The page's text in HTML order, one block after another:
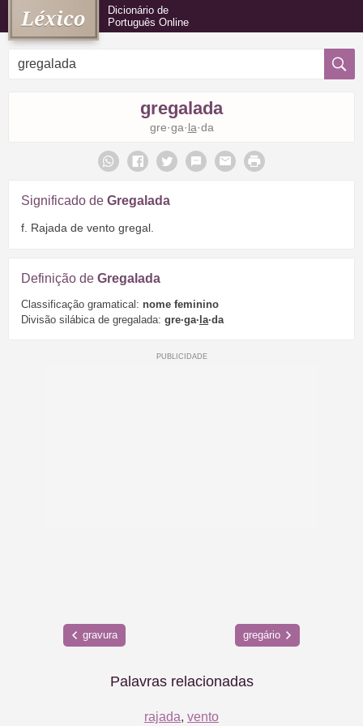
Dicionário de
Português Online
gregalada
gre·ga·la·da
Significado de Gregalada
f. Rajada de vento gregal.
Definição de Gregalada
Classificação gramatical: nome feminino
Divisão silábica de gregalada: gre·ga·la·da
gravura gregário
Palavras relacionadas
rajada, vento